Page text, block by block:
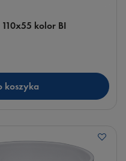
kolor BI
koszyka